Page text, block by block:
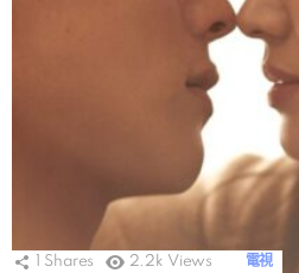
Shares 2.2k Views 電視